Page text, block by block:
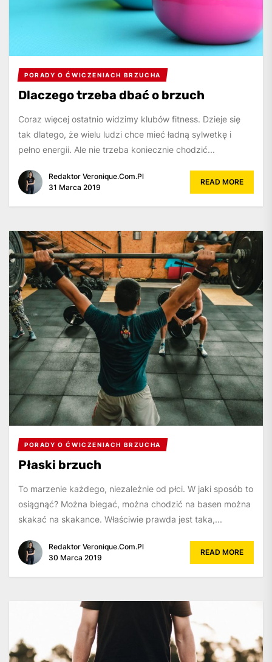
PORADY O ĆWICZENIACH BRZUCHA
Dlaczego trzeba dbać o brzuch
Coraz więcej ostatnio widzimy klubów fitness. Dzieje się
tak dlatego, że wielu ludzi chce mieć ładną sylwetkę i
pełno energii. Ale nie trzeba koniecznie chodzić...
Redaktor Veronique.com.pl
31 Marca 2019
READ MORE
PORADY O ĆWICZENIACH BRZUCHA
Płaski brzuch
To marzenie każdego, niezależnie od płci. W jaki sposób to
osiągnąć? Można biegać, można chodzić na basen można
skakać na skakance. Właściwie prawda jest taka,...
Redaktor Veronique.com.pl
30 Marca 2019
READ MORE